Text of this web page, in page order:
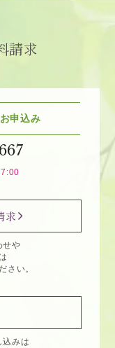
請求
申込み
求
せや
さい。
込みは